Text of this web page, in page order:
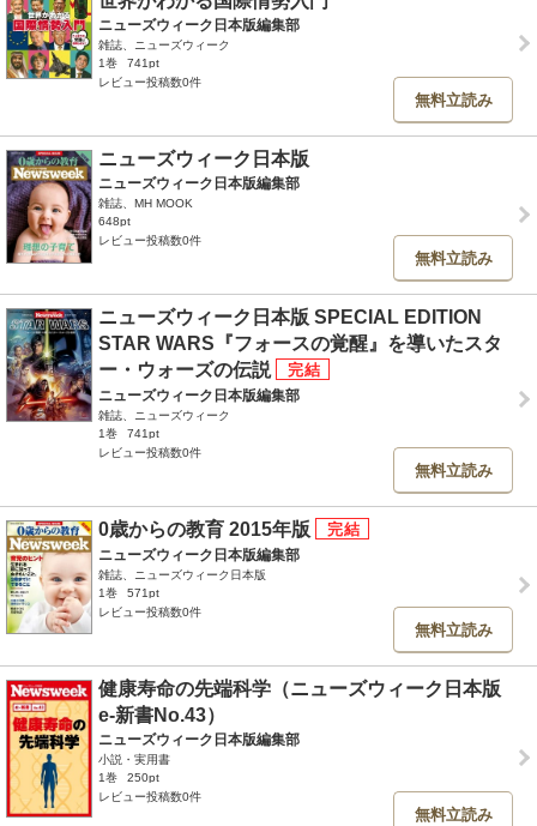
ニューズウィーク日本版編集部
雑誌、ニューズウィーク
1巻
741pt
レビュー投稿数0件
無料立読み
ニューズウィーク日本版
ニューズウィーク日本版編集部
雑誌、MH MOOK
648pt
レビュー投稿数0件
無料立読み
ニューズウィーク日本版 SPECIAL EDITION
STAR WARS『フォースの覚醒』を導いたスタ
ー・ウォーズの伝説
ニューズウィーク日本版編集部
雑誌、ニューズウィーク
1巻
741pt
レビュー投稿数0件
無料立読み
0歳からの教育 2015年版
ニューズウィーク日本版編集部
雑誌、ニューズウィーク日本版
1巻
571pt
レビュー投稿数0件
無料立読み
健康寿命の先端科学（ニューズウィーク日本版
e-新書No.43）
ニューズウィーク日本版編集部
小説・実用書
1巻
250pt
レビュー投稿数0件
無料立読み